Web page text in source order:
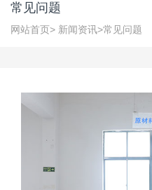
常见问题
网站首页> 新闻资讯>常见问题